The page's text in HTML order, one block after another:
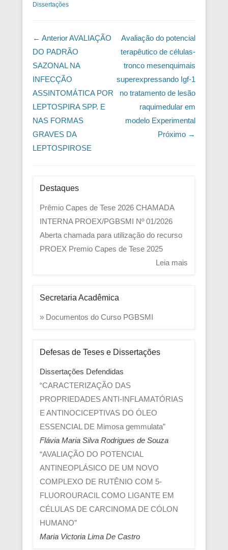
Dissertações
Navegação das Postagens
← AnteriorAVALIAÇÃO
DO PADRÃO
SAZONAL NA
INFECÇÃO
ASSINTOMÁTICA POR
LEPTOSPIRA SPP. E
NAS FORMAS
GRAVES DA
LEPTOSPIROSE
Avaliação do potencial
terapêutico de células-
tronco mesenquimais
superexpressando Igf-1
no tratamento de lesão
raquimedular em
modelo Experimental
Próximo →
Destaques
Prêmio Capes de Tese 2026 CHAMADA
INTERNA PROEX/PGBSMI Nº 01/2026
Aberta chamada para utilização do recurso
PROEX Premio Capes de Tese 2025
Leia mais
Secretaria Acadêmica
» Documentos do Curso PGBSMI
Defesas de Teses e Dissertações
Dissertações Defendidas
“CARACTERIZAÇÃO DAS
PROPRIEDADES ANTI-INFLAMATÓRIAS
E ANTINOCICEPTIVAS DO ÓLEO
ESSENCIAL DE Mimosa gemmulata”
Flávia Maria Silva Rodrigues de Souza
“AVALIAÇÃO DO POTENCIAL
ANTINEOPLÁSICO DE UM NOVO
COMPLEXO DE RUTÊNIO COM 5-
FLUOROURACIL COMO LIGANTE EM
CÉLULAS DE CARCINOMA DE CÓLON
HUMANO”
Maria Victoria Lima De Castro